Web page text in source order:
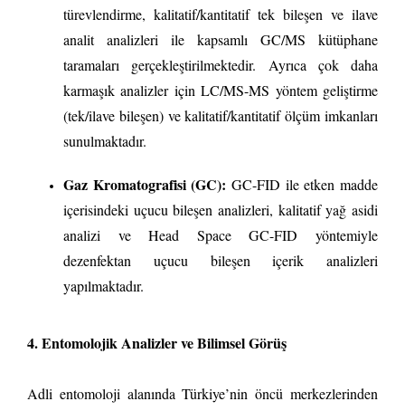
türevlendirme, kalitatif/kantitatif tek bileşen ve ilave
analit analizleri ile kapsamlı GC/MS kütüphane
taramaları gerçekleştirilmektedir. Ayrıca çok daha
karmaşık analizler için LC/MS-MS yöntem geliştirme
(tek/ilave bileşen) ve kalitatif/kantitatif ölçüm imkanları
sunulmaktadır.
Gaz Kromatografisi (GC): GC-FID ile etken madde
içerisindeki uçucu bileşen analizleri, kalitatif yağ asidi
analizi ve Head Space GC-FID yöntemiyle
dezenfektan uçucu bileşen içerik analizleri
yapılmaktadır.
4. Entomolojik Analizler ve Bilimsel Görüş
Adli entomoloji alanında Türkiye’nin öncü merkezlerinden